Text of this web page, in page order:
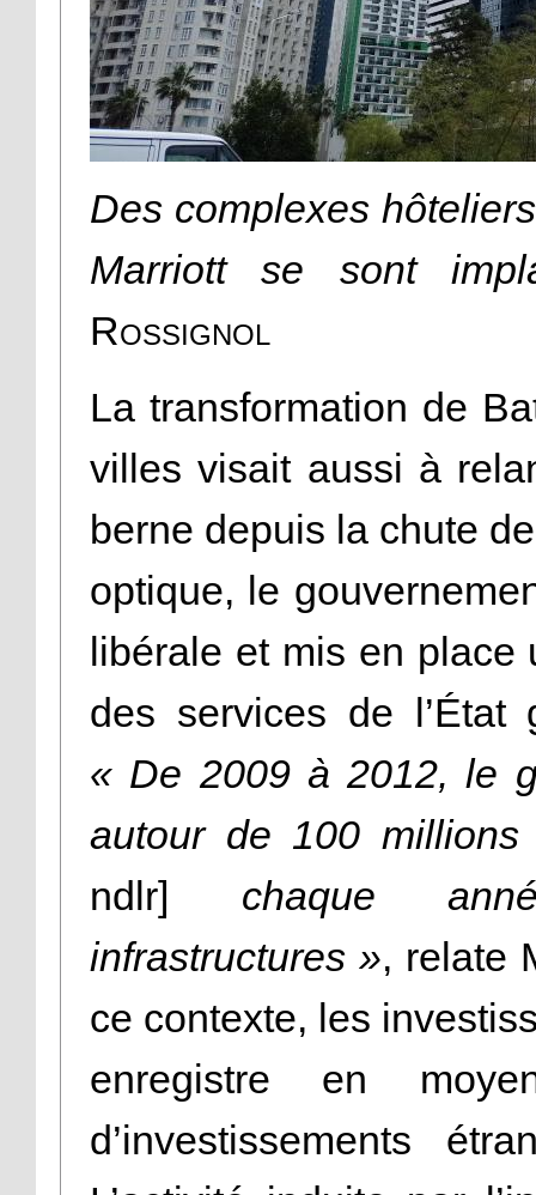
Des complexes
Marriott se sont
Rossignol
La transformation de
villes visait aussi à
berne depuis la chute
optique, le
libérale et mis en
des services de l’État
« De 2009 à 2012, le
autour de 100
ndlr]
chaque
infrastructures », relate
ce contexte, les
enregistre en
d’investissements